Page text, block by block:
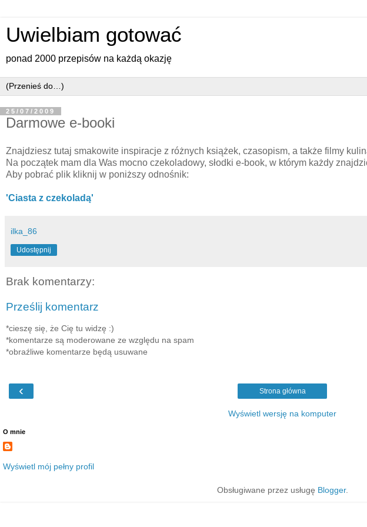
Uwielbiam gotować
ponad 2000 przepisów na każdą okazję
25/07/2009
Darmowe e-booki
Znajdziesz tutaj smakowite inspiracje z różnych książek, czasopism, a także filmy
Na początek mam dla Was mocno czekoladowy, słodki e-book, w którym każdy
Aby pobrać plik kliknij w poniższy odnośnik:
'Ciasta z czekoladą'
ilka_86
Udostępnij
Brak komentarzy:
Prześlij komentarz
*cieszę się, że Cię tu widzę :)
*komentarze są moderowane ze względu na spam
*obraźliwe komentarze będą usuwane
‹ Strona główna
Wyświetl wersję na komputer
O mnie
Wyświetl mój pełny profil
Obsługiwane przez usługę Blogger.